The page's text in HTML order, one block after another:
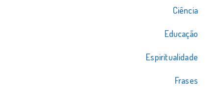
Ciência
Educação
Espiritualidade
Frases